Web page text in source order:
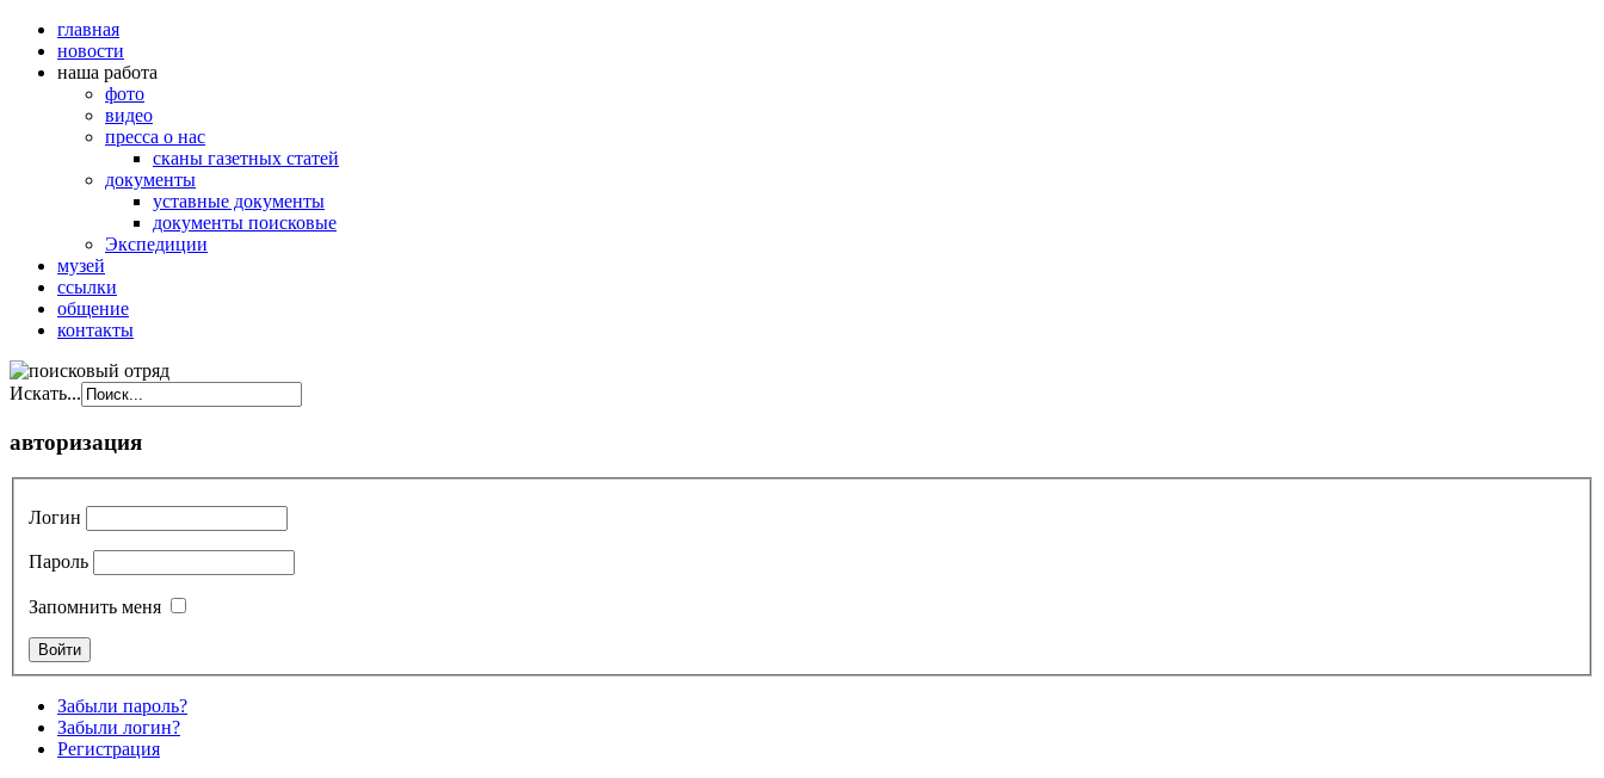
главная
новости
наша работа
фото
видео
пресса о нас
сканы газетных статей
документы
уставные документы
документы поисковые
Экспедиции
музей
ссылки
общение
контакты
Искать...
авторизация
Логин
Пароль
Запомнить меня
Забыли пароль?
Забыли логин?
Регистрация